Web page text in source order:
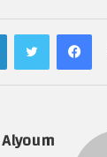
فيسبوك